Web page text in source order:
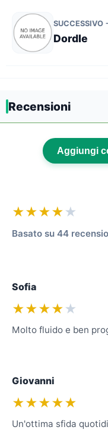
SUCCESSIVO
Dordle
Recensioni
Aggiungi
★★★★ ★
Basato su 44
Sofia
★★★★ ★
Molto fluido e ben
Giovanni
★★★★★
Un'ottima sfida